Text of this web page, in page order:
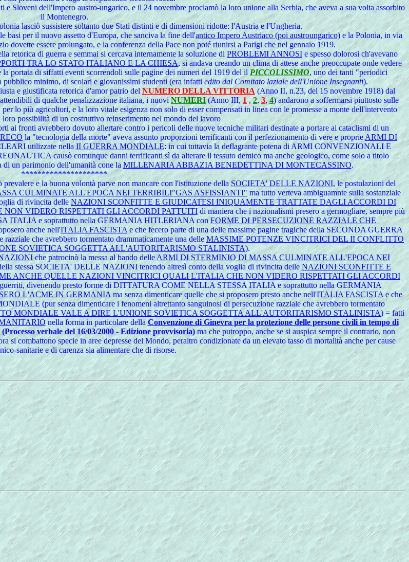
Sloveni dell'Impero austro-ungarico, e il 24 novembre proclamò la loro unione alla Serbia, che aveva a sua volta assorbito
il Montenegro.
lasciò sussistere soltanto due Stati distinti e di dimensioni ridotte: l'Austria e l'Ungheria.
basi per il nuovo assetto d'Europa, che sanciva la fine dell'antico Impero Austriaco (poi austroungarico) e la Polonia, in via
dovette essere prolungato, e la conferenza della Pace non poté riunirsi a Parigi che nel gennaio 1919.
retorica di guerra e semmai si cercava internamente la soluzione di PROBLEMI ANNOSI e spesso dolorosi ch'avevano
TRA LO STATO ITALIANO E LA CHIESA, si andava creando un clima di attese anche preoccupate onde vedere
portata di siffatti eventi scorrendoli sulle pagine dei numeri del 1919 del il PICCOLISSIMO, uno dei tanti "periodici
pubblico minimo, di scolari e giovanissimi studenti (era infattiedito dal Comitato laziale dell'Unione Insegnanti).
e giustificata retorica d'amor patrio delNUMERO DELLA VITTORIA(Anno II, n.23, del 15 novembre 1918) dal
di qualche penalizzazione italiana, i nuoviNUMERI(Anno III,1, 2, 3,4) andarono a soffermarsi piuttosto sulle
lo più agricoltori, e la loro vitale esigenza non solo di esser compensati in linea con le promesse a monte dell'intervento
possibilità di un costruttivo reinserimento nel mondo del lavoro
ai fronti avrebbero dovuto allertare contro i pericoli delle nuove tecniche militari destinate a portare ai cataclismi di un
la "tecnologia della morte" aveva assunto proporzioni terrificanti con il perfezionamento di vere e proprie ARMI DI
utilizzate nellaII GUERRA MONDIALE: in cui tuttavia la deflagrante potena di ARMI CONVENZIONALI E
causò comunque danni terrificanti sì da alterare il tessuto demico ma anche geologico, come solo a titolo
di un parimonio dell'umanità cone laMILLENARIA ABBAZIA BENEDETTINA DI MONTECASSINO.
*********************
e la buona volontà parve non mancare con l'istituzione dellaSOCIETA' DELLE NAZIONI, le postulazioni del
CULMINATE ALL'EPOCA NEI TERRIBILI"GAS ASFISSIANTI" ma tutto verteva ambiguamnte sulla sostanziale
di rivincita delleNAZIONI SCONFITTE E GIUDICATESI INIQUAMENTE TRATTATE DAGLI ACCORDI DI
VIDERO RISPETTATI GLI ACCORDI PATTUITIdi maniera che i nazionalismi presero a germogliare, sempre più
ITALIA e soprattutto nella GERMANIA HITLERIANA conFORME DI PERSECUZIONE RAZZIALE CHE
anche nell'ITALIA FASCISTAe che fecero parte di una delle massime pagine tragiche della SECONDA GUERRA
che avrebbero tormentato drammaticamente una delleMASSIME POTENZE VINCITRICI DEL II CONFLITTO
SOVIETICA SOGGETTA ALL'AUTORITARISMO STALINISTA).
che patrocinò la messa al bando delle ARMI DI STERMINIO DI MASSA CULMINATE ALL'EPOCA NEI
stessa SOCIETA' DELLE NAZIONI tenendo altresì conto della voglia di rivincita delle NAZIONI SCONFITTE E
ANCHE QUELLE NAZIONI VINCITRICI QUALI L'ITALIA CHE NON VIDERO RISPETTATI GLI ACCORDI
divenendo presto forme di DITTATURA COME NELLA STESSA ITALIA e soprattutto nella GERMANIA
L'ACME IN GERMANIAma senza dimenticare quelle che si proposero presto anche nell'ITALIA FASCISTAe che
(pur senza dimenticare i fenomeni altrettanto sanguinosi di persecuzione razziale che avrebbero tormentato
MONDIALE VALE A DIRE L'UNIONE SOVIETICA SOGGETTA ALL'AUTORITARISMO STALINISTA) = fatti
nella forma in particolare dellaConvenzione di Ginevra per la protezione delle persone civili in tempo di
verbale del 16/03/2000 - Edizione provvisoria)ma che putroppo, anche se si auspica sempre il contrario, non
si combattono specie in aree depresse del Mondo, peraltro condizionate da un elevato tasso di mortalità anche per cause
sanitarie e di carenza sia alimentare che di risorse.